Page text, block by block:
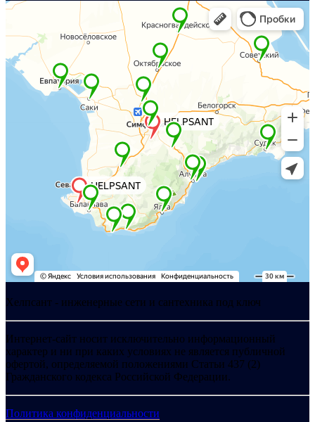
Хелпсант - инженерные сети и сантехника под ключ
Интернет-сайт носит исключительно информационный
характер и ни при каких условиях не является публичной
офертой, определяемой положениями Статьи 437 (2)
Гражданского кодекса Российской Федерации.
Политика конфиденциальности